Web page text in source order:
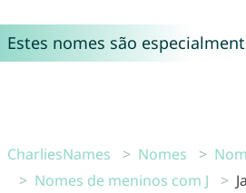
Estes nomes são
CharliesNames Nomes
Nomes de meninos com J